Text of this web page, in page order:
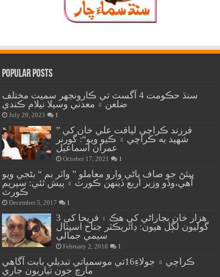
Popular Posts
سنڌ حڪومت 4 آگسٽ تي ڪارونجهر سميت مختلف
ضلعن ۾ معدني وسيلا نيلام ڪندي
July 29, 2023 1
” فرزند ڪراچي لياقت علي خان کي
شهيد به ڪراچي ۾ ڪيو ويو“: گورنر
عمران اسماعيل
October 17, 2021 1
پيئڻ جو صاف پاڻي وارو معاملو ” واٽر بم “ بڻجي ويو
آهي،وڏو وزير اربع ڏينهن ڪورٽ ۾ پيش ٿئي: سپريم
ڪورٽ
December 5, 2017 1
هزار خان بجاراڻي کي هڪ ۽ فريحا کي 3
گوليون لڳل هيون: ڊائريڪٽر جناح اسپتال
سيمي جمالي
February 2, 2018 1
ڪراچي ۾ جولاءِ16تي موسمياتي تبديلي بابت آگاهي
مارچ جون تياريون جاري